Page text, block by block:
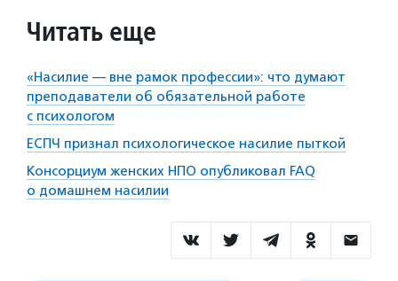
Читать еще
«Насилие — вне рамок профессии»: что думают
преподаватели об обязательной работе
с психологом
ЕСПЧ признал психологическое насилие пыткой
Консорциум женских НПО опубликовал FAQ
о домашнем насилии